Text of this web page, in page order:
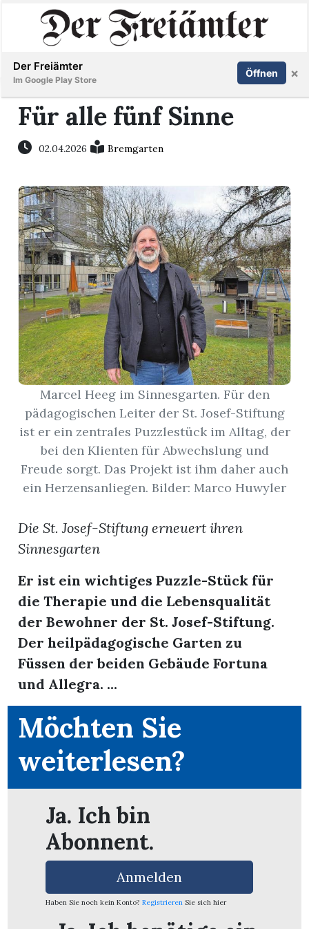
Immobilien
Stellen
E-
Paper
Newsletter
App
Inserieren Abonnieren Anmelden
Für alle fünf Sinne
02.04.2026 Bremgarten
Marcel Heeg im Sinnesgarten. Für den
pädagogischen Leiter der St. Josef-Stiftung
ist er ein zentrales Puzzlestück im Alltag, der
bei den Klienten für Abwechslung und
Freude sorgt. Das Projekt ist ihm daher auch
ein Herzensanliegen. Bilder: Marco Huwyler
Die St. Josef-Stiftung erneuert ihren
Sinnesgarten
Er ist ein wichtiges Puzzle-Stück für
die Therapie und die Lebensqualität
der Bewohner der St. Josef-Stiftung.
Der heilpädagogische Garten zu
Füssen der beiden Gebäude Fortuna
und Allegra. ...
Möchten Sie
weiterlesen?
Ja. Ich bin
Abonnent.
Anmelden
Haben Sie noch kein Konto? Registrieren Sie sich hier
Der Freiämter
Im Google Play Store
Öffnen ×